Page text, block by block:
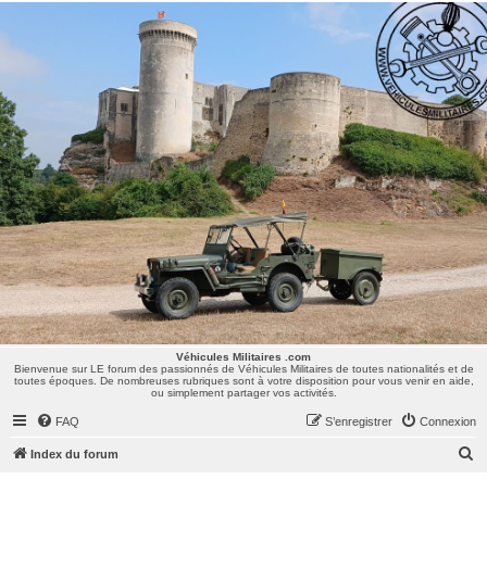
Véhicules Militaires .com
Bienvenue sur LE forum des passionnés de Véhicules Militaires de toutes nationalités et de
toutes époques. De nombreuses rubriques sont à votre disposition pour vous venir en aide,
ou simplement partager vos activités.
Véhicules Militaires .com
Bienvenue sur LE forum des passionnés de Véhicules Militaires de toutes nationalités et de
toutes époques. De nombreuses rubriques sont à votre disposition pour vous venir en aide,
ou simplement partager vos activités.
FAQ Connexion
S’enregistrer
Index du forum